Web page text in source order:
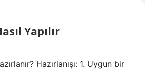
Yapılır
Hazırlanışı: 1. Uygun bir